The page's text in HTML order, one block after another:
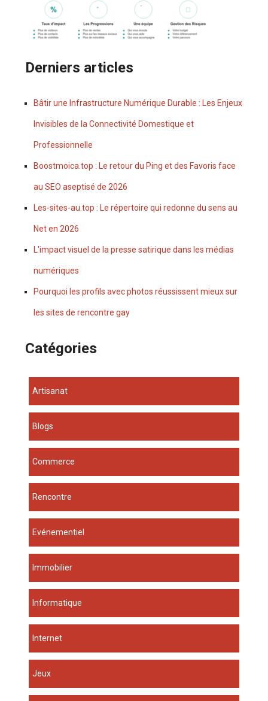
Derniers articles
Bâtir une Infrastructure Numérique Durable : Les Enjeux
Invisibles de la Connectivité Domestique et
Professionnelle
Boostmoica.top : Le retour du Ping et des Favoris face
au SEO aseptisé de 2026
Les-sites-au.top : Le répertoire qui redonne du sens au
Net en 2026
L'impact visuel de la presse satirique dans les médias
numériques
Pourquoi les profils avec photos réussissent mieux sur
les sites de rencontre gay
Catégories
Artisanat
Blogs
Commerce
Rencontre
Evénementiel
Immobilier
Informatique
Internet
Jeux